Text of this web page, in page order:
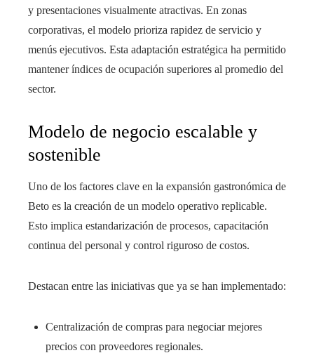
y presentaciones visualmente atractivas. En zonas
corporativas, el modelo prioriza rapidez de servicio y
menús ejecutivos. Esta adaptación estratégica ha permitido
mantener índices de ocupación superiores al promedio del
sector.
Modelo de negocio escalable y
sostenible
Uno de los factores clave en la expansión gastronómica de
Beto es la creación de un modelo operativo replicable.
Esto implica estandarización de procesos, capacitación
continua del personal y control riguroso de costos.
Destacan entre las iniciativas que ya se han implementado:
Centralización de compras para negociar mejores
precios con proveedores regionales.